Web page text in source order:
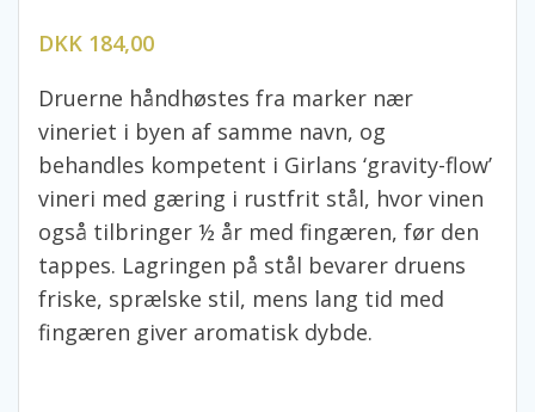
DKK 184,00
Druerne håndhøstes fra marker nær
vineriet i byen af samme navn, og
behandles kompetent i Girlans ‘gravity-flow’
vineri med gæring i rustfrit stål, hvor vinen
også tilbringer ½ år med fingæren, før den
tappes. Lagringen på stål bevarer druens
friske, sprælske stil, mens lang tid med
fingæren giver aromatisk dybde.